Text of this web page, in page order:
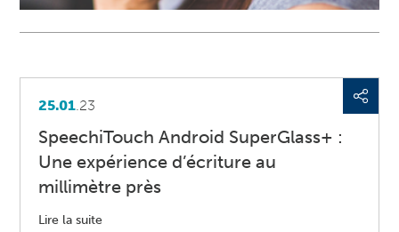
25.01.23
SpeechiTouch Android SuperGlass+ :
Une expérience d’écriture au
millimètre près
Lire la suite